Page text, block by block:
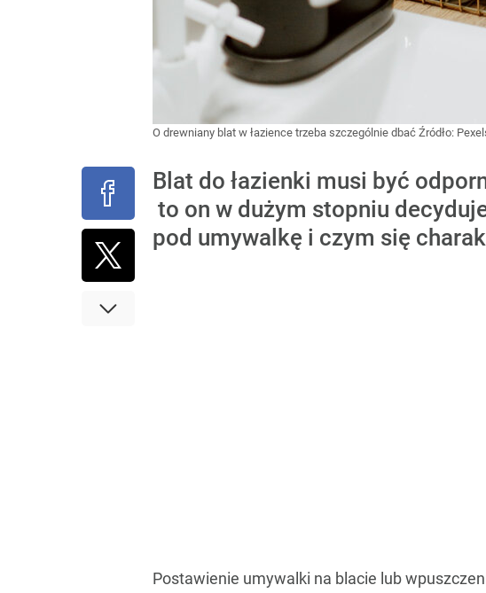
O drewniany blat w łazience trzeba szczególnie dbać Źródło:
Blat do łazienki musi być
to on w dużym stopniu
pod umywalkę i czym się
Postawienie umywalki na blacie lub